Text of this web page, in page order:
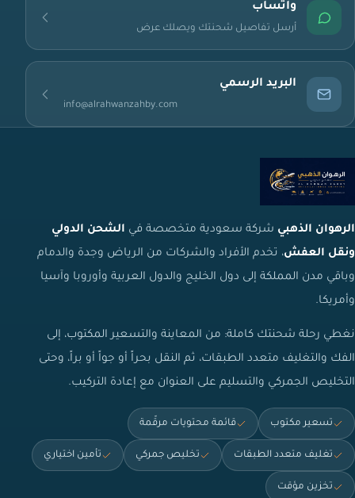
واتساب
أرسل تفاصيل شحنتك ويصلك عرض
البريد الرسمي
info@alrahwanzahby.com
الرهوان الذهبي شركة سعودية متخصصة في الشحن الدولي
ونقل العفش، تخدم الأفراد والشركات من الرياض وجدة والدمام
وباقي مدن المملكة إلى دول الخليج والدول العربية وأوروبا وآسيا
وأمريكا.
نغطي رحلة شحنتك كاملة: من المعاينة والتسعير المكتوب، إلى
الفك والتغليف متعدد الطبقات، ثم النقل بحراً أو جواً أو براً، وحتى
التخليص الجمركي والتسليم على العنوان مع إعادة التركيب.
تسعير مكتوب قائمة محتويات مرقّمة
تغليف متعدد الطبقات تخليص جمركي تأمين اختياري
تخزين مؤقت